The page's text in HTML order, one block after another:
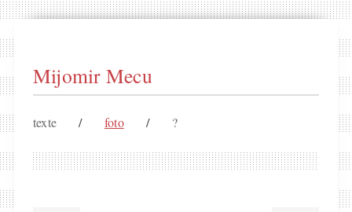
Mijomir Mecu
texte / foto / ?